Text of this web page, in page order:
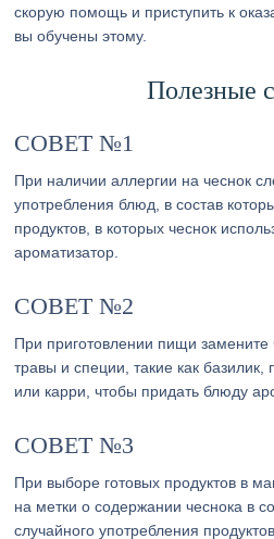
скорую помощь и приступить к
вы обучены этому.
Полезные
СОВЕТ №1
При наличии аллергии на чеснок
употребления блюд, в состав
продуктов, в которых чеснок
ароматизатор.
СОВЕТ №2
При приготовлении пищи замените
травы и специи, такие как
или карри, чтобы придать блюду
СОВЕТ №3
При выборе готовых продуктов в
на метки о содержании чеснока в
случайного употребления